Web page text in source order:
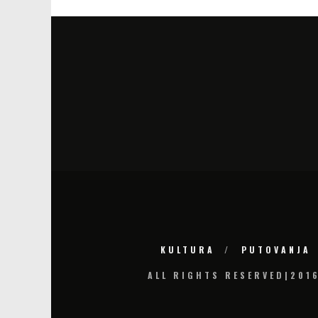
KULTURA PUTOVANJA
ALL RIGHTS